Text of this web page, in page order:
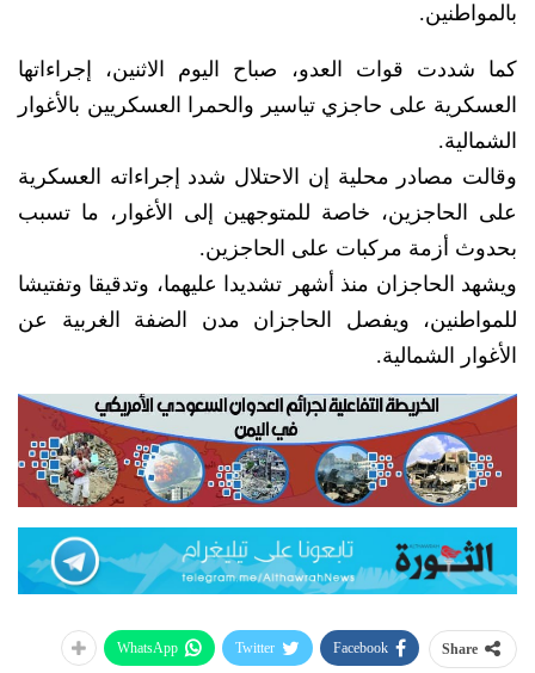
بالمواطنين.
كما شددت قوات العدو، صباح اليوم الاثنين، إجراءاتها
العسكرية على حاجزي تياسير والحمرا العسكريين بالأغوار
الشمالية.
وقالت مصادر محلية إن الاحتلال شدد إجراءاته العسكرية
على الحاجزين، خاصة للمتوجهين إلى الأغوار، ما تسبب
بحدوث أزمة مركبات على الحاجزين.
ويشهد الحاجزان منذ أشهر تشديدا عليهما، وتدقيقا وتفتيشا
للمواطنين، ويفصل الحاجزان مدن الضفة الغربية عن
الأغوار الشمالية.
Share
Facebook
Twitter
WhatsApp